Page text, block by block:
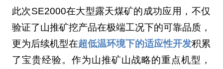
此次SE2000在大型露天煤矿的成功应用，不仅
验证了山推矿挖产品在极端工况下的可靠品质，
更为后续机型在超低温环境下的适应性开发积累
了宝贵经验。作为山推矿山战略的重点机型，